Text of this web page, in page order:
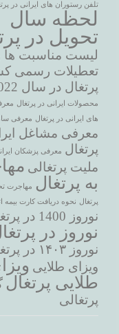
تلفن رستوران های ایرانی در
لحظه سال
تحویل در
لیست مناسبت ها
تعطیلات رسمی
پرتغال در سال 2022
محصولات ایرانی در پرتغال
های ایرانی در پرتغال معرفی
معرفی مشاغل
پرتغال معرفی پزشکان
ملیت پرتغالی
به پرتغال
مهاجرت
پرتغال نحوه دریافت کارت بیمه
نوروز 1400 در پرتغال
نوروز در
نوروز ۱۴۰۳ در پرتغال
ویزای طلایی
طلایی پرتغال
پرتغالی